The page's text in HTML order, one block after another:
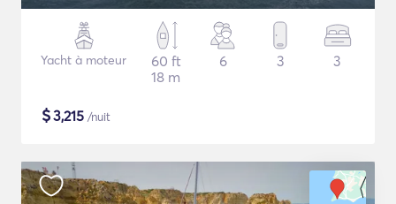
Yacht à moteur
60 ft
18 m
6 3 3
$3,215 /nuit